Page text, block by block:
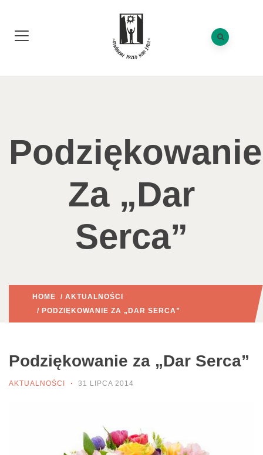
Podziękowanie
Za „Dar
Serca”
HOME / AKTUALNOŚCI
/ PODZIĘKOWANIE ZA „DAR SERCA”
Podziękowanie za „Dar Serca”
AKTUALNOŚCI 31 LIPCA 2014